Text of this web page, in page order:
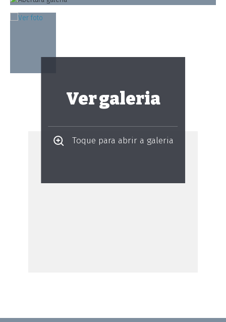
Ver galeria
Toque para abrir a galeria